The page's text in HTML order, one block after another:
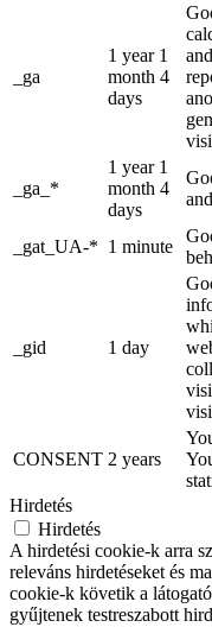
_ga
1 year 1
month 4
days
_ga_*
1 year 1
month 4
days
_gat_UA-* 1 minute
_gid 1 day
CONSENT 2 years
Hirdetés
Hirdetés
A hirdetési cookie-k arra
releváns hirdetéseket és
cookie-k követik a
gyűjtenek testreszabott